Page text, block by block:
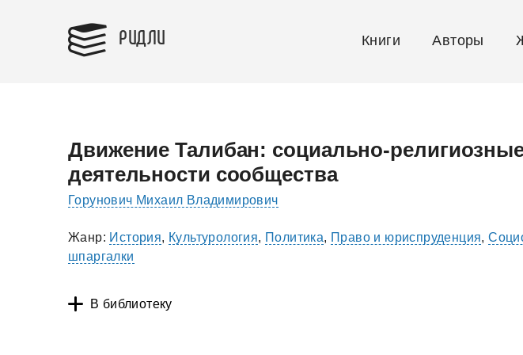
РИДЛИ Книги Авторы
Движение Талибан: социально-
деятельности сообщества
Горунович Михаил Владимирович
Жанр: История, Культурология, Политика, Право и юриспруденция,
шпаргалки
В библиотеку